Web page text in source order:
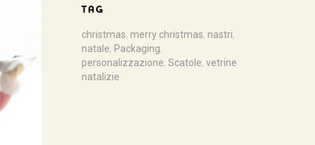
TAG
christmas, merry christmas, nastri,
natale, Packaging,
personalizzazione,Scatole,vetrine
natalizie